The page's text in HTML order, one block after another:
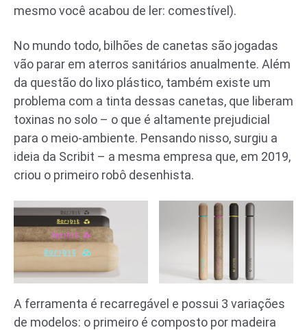
mesmo você acabou de ler: comestível).
No mundo todo, bilhões de canetas são jogadas
vão parar em aterros sanitários anualmente. Além
da questão do lixo plástico, também existe um
problema com a tinta dessas canetas, que liberam
toxinas no solo – o que é altamente prejudicial
para o meio-ambiente. Pensando nisso, surgiu a
ideia da Scribit – a mesma empresa que, em 2019,
criou o primeiro robô desenhista.
A ferramenta é recarregável e possui 3 variações
de modelos: o primeiro é composto por madeira